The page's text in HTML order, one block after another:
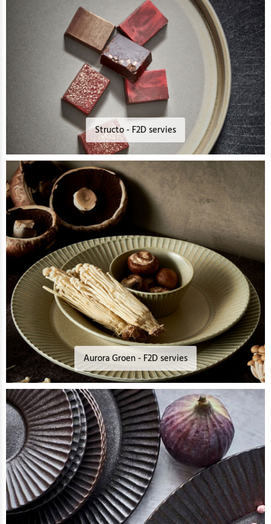
Structo - F2D servies
Aurora Groen - F2D servies